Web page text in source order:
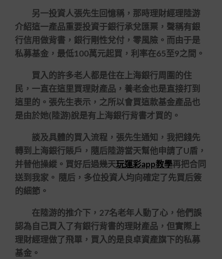
另一投資人張先生回憶稱，那時理財經理陸游
介紹這一產品重要投資于銀行承兌匯票，聲稱有銀
行信用做背書，銀行剛性兌付，零風險。而由于是
私募基金，最低100萬元起買，利率在65至9之間。
買入的許多老人都是住在上海銀行周圍的住
民，一直在這里買理財產品，養老金也是直接打到
這里的。張先生表示，之所以會買這款基金產品也
是由於她(陸游)說是有上海銀行背書才買的。
談及具體的買入流程，張先生通知，我把錢先
轉到上海銀行賬戶，隨后陸游當天幫他申請了U盾，
并替他操縱。買好后過幾天玩運彩app教學再把合同
送到我家。 隨后，多位投資人均向確定了先買后簽
的細節。
在陸游的推介下，27名老年人動了心，他們誤
認為自己買入了有銀行背書的理財產品，但實際上
理財經理做了飛單，買入的是良卓資產旗下的私募
基金。